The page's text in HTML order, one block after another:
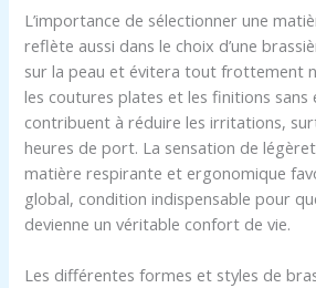
L’importance de sélectionner une
reflète aussi dans le choix d’une
sur la peau et évitera tout frottement
les coutures plates et les finitions
contribuent à réduire les irritations,
heures de port. La sensation de
matière respirante et ergonomique
global, condition indispensable pour
devienne un véritable confort de vie.
Les différentes formes et styles de